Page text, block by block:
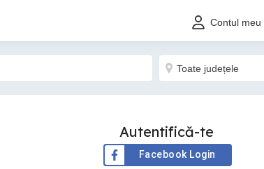
Contul meu
Autentifică-te
Facebook Login